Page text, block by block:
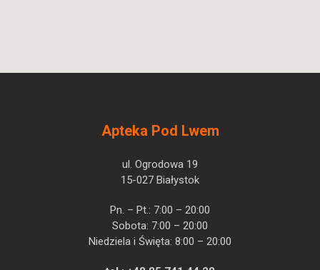
Apteka Pod Lwem
ul. Ogrodowa 19
15-027 Białystok
Pn. – Pt.: 7:00 – 20:00
Sobota: 7:00 – 20:00
Niedziela i Święta: 8:00 – 20:00